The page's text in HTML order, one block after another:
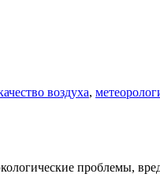
воздуха,